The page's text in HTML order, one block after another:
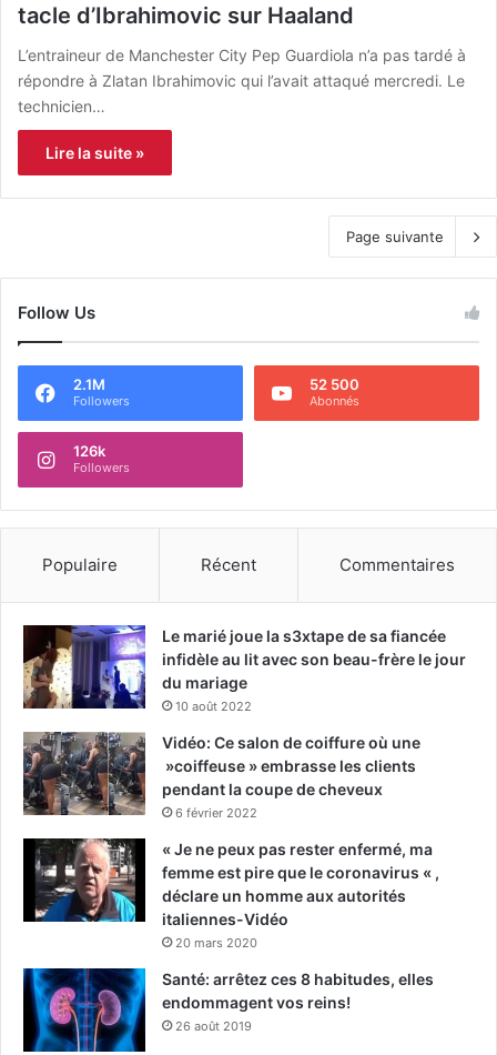
tacle d’Ibrahimovic sur Haaland
L’entraineur de Manchester City Pep Guardiola n’a pas tardé à
répondre à Zlatan Ibrahimovic qui l’avait attaqué mercredi. Le
technicien…
Lire la suite »
Page suivante
Follow Us
2.1M
Followers
52 500
Abonnés
126k
Followers
Populaire Récent Commentaires
Le marié joue la s3xtape de sa fiancée
infidèle au lit avec son beau-frère le jour
du mariage
10 août 2022
Vidéo: Ce salon de coiffure où une
»coiffeuse » embrasse les clients
pendant la coupe de cheveux
6 février 2022
« Je ne peux pas rester enfermé, ma
femme est pire que le coronavirus « ,
déclare un homme aux autorités
italiennes-Vidéo
20 mars 2020
Santé: arrêtez ces 8 habitudes, elles
endommagent vos reins!
26 août 2019